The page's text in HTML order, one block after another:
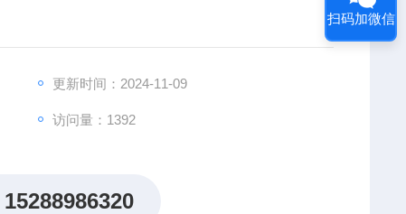
更新时间：2024-11-09
访问量：1392
15288986320
扫码加微信